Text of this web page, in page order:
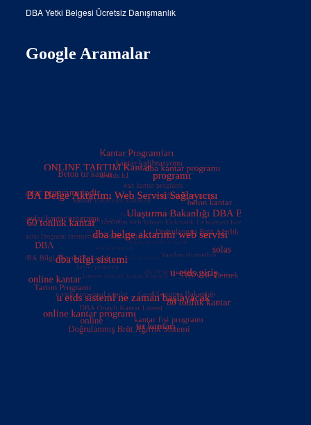
DBA Yetki Belgesi Ücretsiz Danışmanlık
Google Aramalar